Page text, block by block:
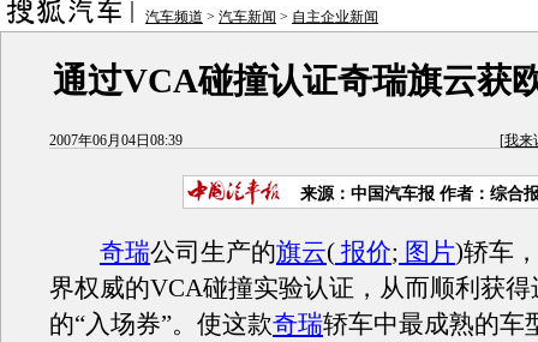
汽车频道 > 汽车新闻 > 自主企业新闻
通过VCA碰撞认证奇瑞旗云获
2007年06月04日08:39 [我来
来源：中国汽车报 作者：综合
奇瑞公司生产的旗云( 报价; 图片)轿车
界权威的VCA碰撞实验认证，从而顺利获
的“入场券”。使这款奇瑞轿车中最成熟的车